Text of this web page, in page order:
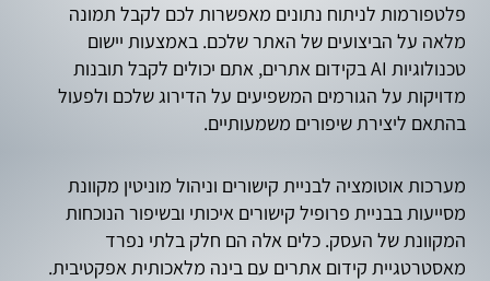
פלטפורמות לניתוח נתונים מאפשרות לכם לקבל תמונה
מלאה על הביצועים של האתר שלכם. באמצעות יישום
טכנולוגיות AI בקידום אתרים, אתם יכולים לקבל תובנות
מדויקות על הגורמים המשפיעים על הדירוג שלכם ולפעול
בהתאם ליצירת שיפורים משמעותיים.
מערכות אוטומציה לבניית קישורים וניהול מוניטין מקוונת
מסייעות בבניית פרופיל קישורים איכותי ובשיפור הנוכחות
המקוונת של העסק. כלים אלה הם חלק בלתי נפרד
מאסטרטגיית קידום אתרים עם בינה מלאכותית אפקטיבית.